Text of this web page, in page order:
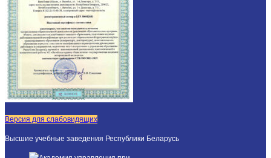
Версия для слабовидящих
Высшие учебные заведения Республики Беларусь